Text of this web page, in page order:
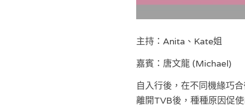
主持：Anita、Kate姐
嘉賓：唐文龍 (Michael)
自入行後，在不同機緣巧
離開TVB後，種種原因促